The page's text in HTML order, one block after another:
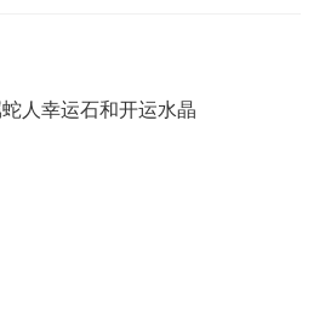
蛇人幸运石和开运水晶